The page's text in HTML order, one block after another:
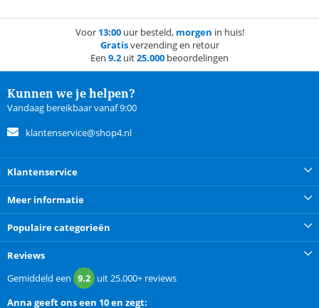
Voor 13:00uur besteld, morgen in huis!
Gratisverzending en retour
Een 9.2 uit25.000 beoordelingen
Kunnen we je helpen?
Vandaag bereikbaar vanaf 9:00
klantenservice@shop4.nl
Klantenservice
Meer informatie
Populaire categorieën
Reviews
Gemiddeld een 9.2 uit25.000+ reviews
Anna geeft ons een 10 en zegt: